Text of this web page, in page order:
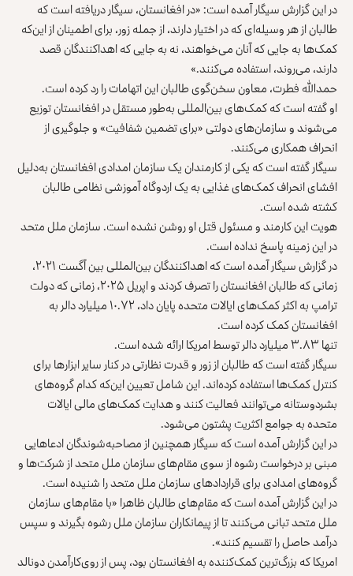
در این گزارش سیگار آمده است: «در افغانستان، سیگار ‏دریافته است که
طالبان از هر وسیله‌ای که در اختیار دارند، ‏از جمله زور، برای اطمینان از این‌که
کمک‌ها به جایی که ‏آنان می‌خواهند، نه به جایی که اهداکنندگان قصد
دارند، ‏می‌روند، استفاده می‌کنند.»‏
حمدالله فطرت، معاون سخن‌گوی طالبان این اتهامات را رد کرده ‏است. ‏
او گفته است که کمک‌های بین‌المللی به‌طور مستقل در ‏افغانستان توزیع
می‌شوند و سازمان‌های دولتی «برای ‏تضمین شفافیت» و جلوگیری از
انحراف همکاری می‌کنند.‏
سیگار گفته است که یکی از کارمندان یک سازمان امدادی ‏افغانستان به‌دلیل
افشای انحراف کمک‌های غذایی به یک ‏اردوگاه آموزشی نظامی طالبان
کشته شده است.‏
هویت این کارمند و مسئول قتل او روشن نشده است. ‏سازمان ملل متحد
در این زمینه پاسخ نداده است.‏
در گزارش سیگار آمده است که اهداکنندگان بین‌المللی بین ‏آگست ۲۰۲۱،
زمانی که طالبان افغانستان را تصرف کردند ‏و اپریل ۲۰۲۵، زمانی که دولت
ترامپ به اکثر کمک‌های ‏ایالات متحده پایان داد، ۱۰.۷۲ میلیارد دالر به
افغانستان ‏کمک کرده است.‏
تنها ۳.۸۳ میلیارد دالر توسط امریکا ارائه شده است.‏
سیگار گفته است که طالبان از زور و قدرت نظارتی در ‏کنار سایر ابزارها برای
کنترل کمک‌ها استفاده کرده‌اند. این ‏شامل تعیین این‌که کدام گروه‌های
بشردوستانه می‌توانند ‏فعالیت کنند و هدایت کمک‌های مالی ایالات
متحده به جوامع ‏اکثریت پشتون می‌شود.‏
در این گزارش آمده است که سیگار همچنین از ‏مصاحبه‌شوندگان ادعاهایی
مبنی بر درخواست رشوه از ‏سوی مقام‌های سازمان ملل متحد از شرکت‌ها و
گروه‌های ‏امدادی برای قراردادهای سازمان ملل متحد را شنیده است.‏
در این گزارش آمده است که مقام‌های طالبان ظاهرا «با ‏مقام‌های سازمان
ملل متحد تبانی می‌کنند تا از پیمانکاران ‏سازمان ملل رشوه بگیرند و سپس
درآمد حاصل را تقسیم ‏کنند».‏
امریکا که بزرگ‌ترین کمک‌کننده به افغانستان بود، پس از روی‌کارآمدن دونالد